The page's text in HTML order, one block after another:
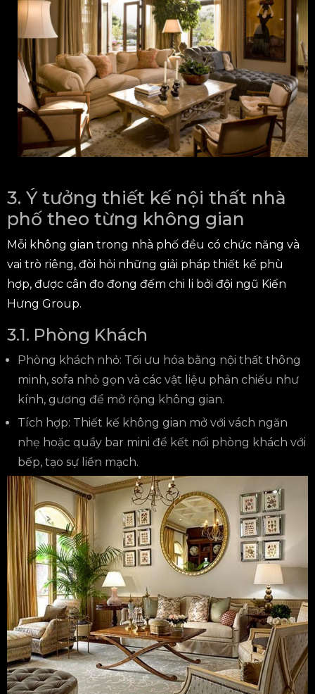
3. Ý tưởng thiết kế nội thất nhà
phố theo từng không gian
Mỗi không gian trong nhà phố đều có chức năng và
vai trò riêng, đòi hỏi những giải pháp thiết kế phù
hợp, được cân đo đong đếm chi li bởi đội ngũ Kiến
Hưng Group.
3.1. Phòng Khách
Phòng khách nhỏ: Tối ưu hóa bằng nội thất thông
minh, sofa nhỏ gọn và các vật liệu phản chiếu như
kính, gương để mở rộng không gian.
Tích hợp: Thiết kế không gian mở với vách ngăn
nhẹ hoặc quầy bar mini để kết nối phòng khách với
bếp, tạo sự liền mạch.